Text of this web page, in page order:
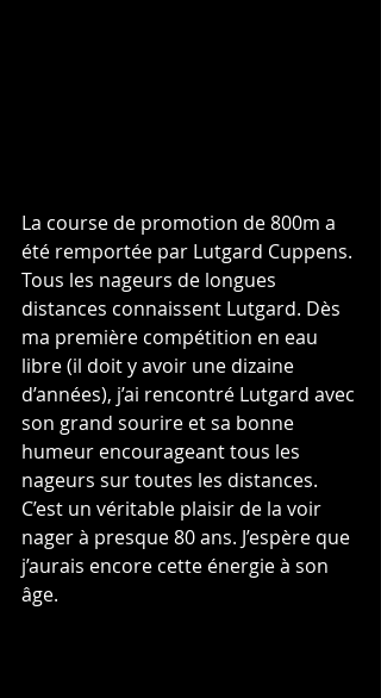
La course de promotion de 800m a
été remportée par Lutgard Cuppens.
Tous les nageurs de longues
distances connaissent Lutgard. Dès
ma première compétition en eau
libre (il doit y avoir une dizaine
d’années), j’ai rencontré Lutgard avec
son grand sourire et sa bonne
humeur encourageant tous les
nageurs sur toutes les distances.
C’est un véritable plaisir de la voir
nager à presque 80 ans. J’espère que
j’aurais encore cette énergie à son
âge.